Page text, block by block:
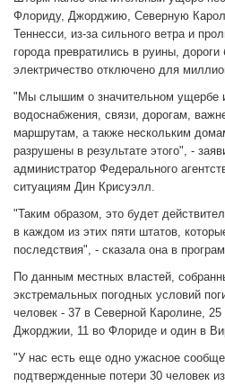
Флориду, Джорджию, Северную
Теннесси, из-за сильного ветра и
города превратились в руины,
электричество отключено для
"Мы слышим о значительном ущербе
водоснабжения, связи, дорогам,
маршрутам, а также нескольким
разрушены в результате этого", -
администратор Федерального
ситуациям Дин Крисуэлл.
"Таким образом, это будет
в каждом из этих пяти штатов,
последствия", - сказала она в
По данным местных властей,
экстремальных погодных условий
человек - 37 в Северной Каролине,
Джорджии, 11 во Флориде и один в
"У нас есть еще одно ужасное
подтвержденные потери 30 человек